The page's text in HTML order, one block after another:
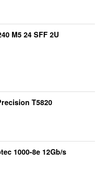
M5 24 SFF 2U
T5820
1000-8e 12Gb/s